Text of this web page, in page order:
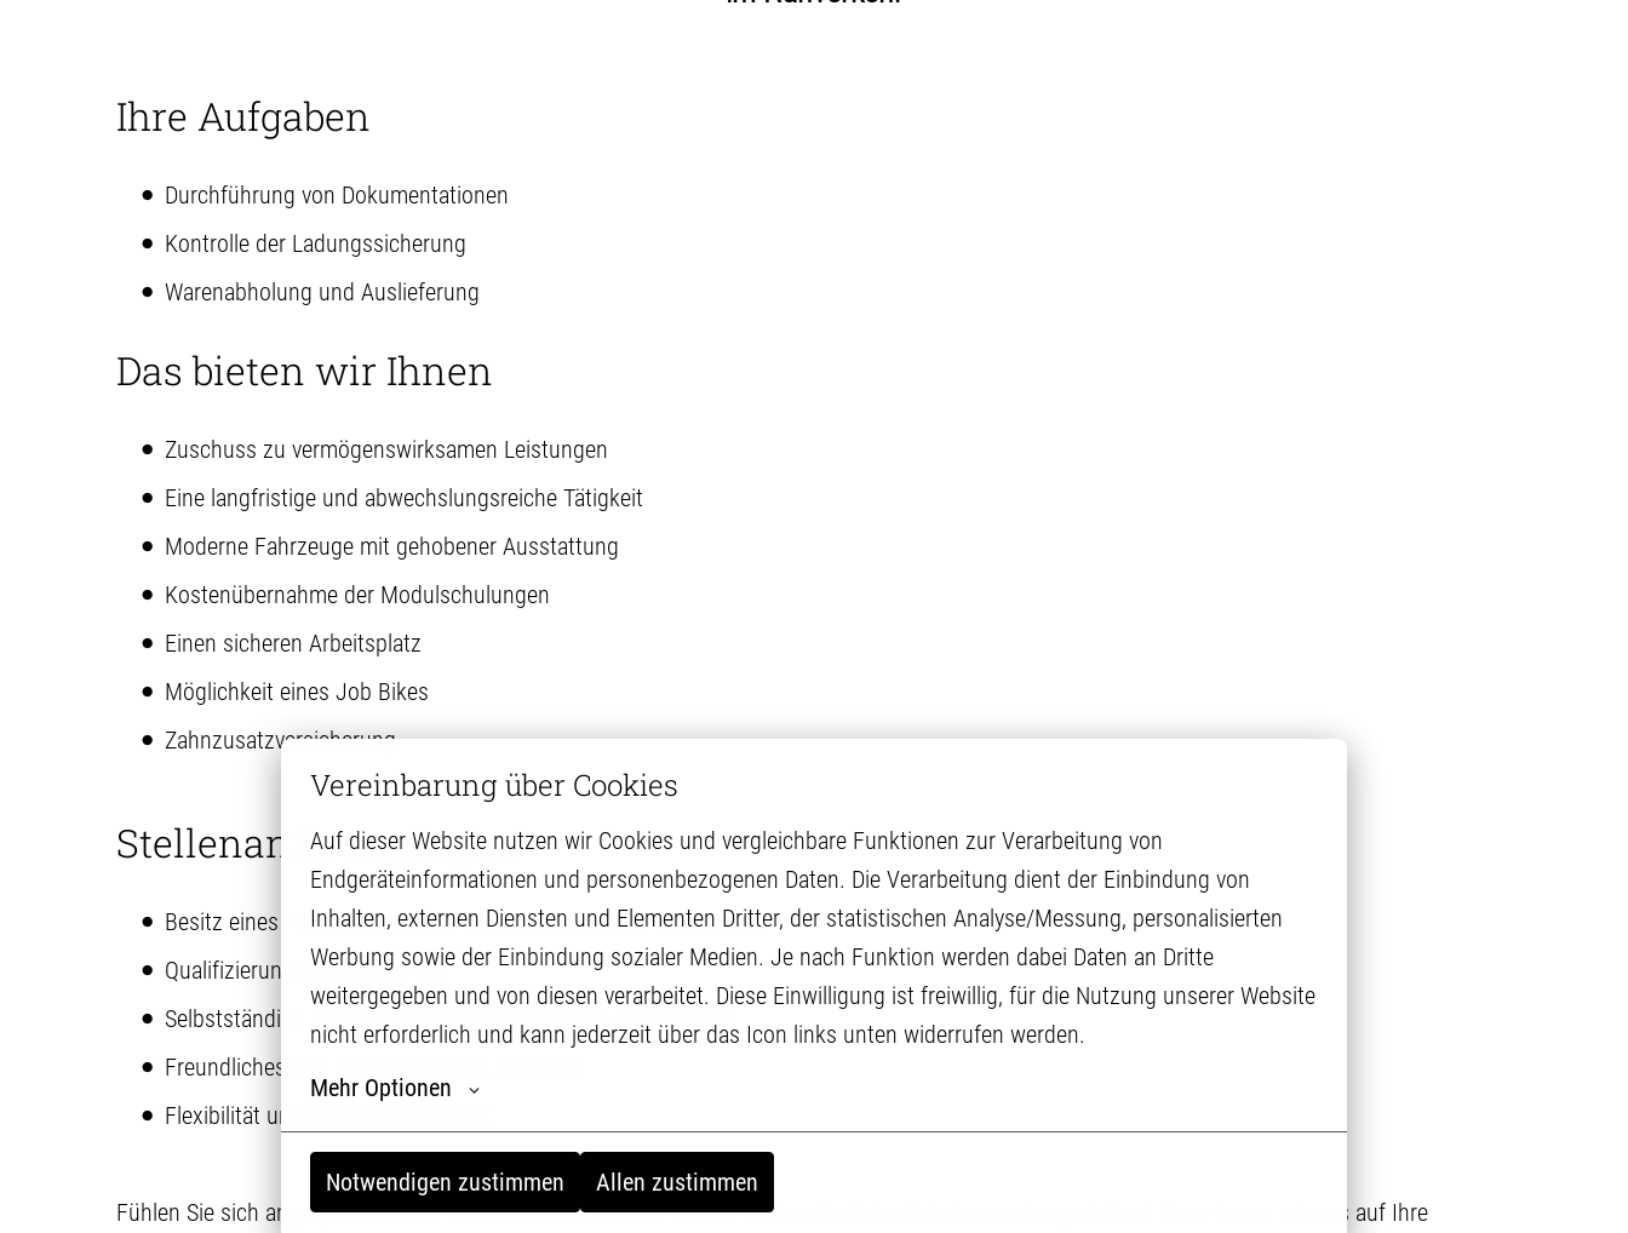
Vereinbarung über Cookies
Auf dieser Website nutzen wir Cookies und vergleichbare Funktionen zur Verarbeitung von
Endgeräteinformationen und personenbezogenen Daten. Die Verarbeitung dient der Einbindung von
Inhalten, externen Diensten und Elementen Dritter, der statistischen Analyse/Messung, personalisierten
Werbung sowie der Einbindung sozialer Medien. Je nach Funktion werden dabei Daten an Dritte
weitergegeben und von diesen verarbeitet. Diese Einwilligung ist freiwillig, für die Nutzung unserer Website
nicht erforderlich und kann jederzeit über das Icon links unten widerrufen werden.
Mehr Optionen
Notwendigen zustimmen Allen zustimmen
Ihre Aufgaben
Durchführung von Dokumentationen
Kontrolle der Ladungssicherung
Warenabholung und Auslieferung
Das bieten wir Ihnen
Zuschuss zu vermögenswirksamen Leistungen
Eine langfristige und abwechslungsreiche Tätigkeit
Moderne Fahrzeuge mit gehobener Ausstattung
Kostenübernahme der Modulschulungen
Einen sicheren Arbeitsplatz
Möglichkeit eines Job Bikes
Zahnzusatzversicherung
Stellenanforderungen
Besitz eines Führerscheins der Klasse CE und einer Fahrerkarte
Qualifizierung gemäß BKrFQG
Selbstständige, zielorientierte und zuverlässige Arbeitsweise
Freundliches und kommunikatives Auftreten
Flexibilität und Einsatzbereitschaft
Fühlen Sie sich angesprochen und können sich vorstellen, in der Position die Zukunft bei uns mitzugestalten? Dann freuen wir uns auf Ihre